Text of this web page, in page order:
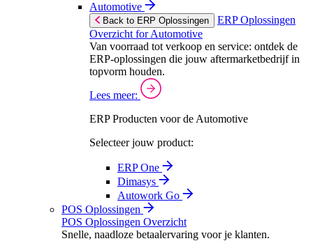
Automotive
Back to ERP Oplossingen
ERP Oplossingen
Overzicht for Automotive
Van voorraad tot verkoop en service: ontdek de
ERP-oplossingen die jouw aftermarketbedrijf in
topvorm houden.
Lees meer:
ERP Producten voor de Automotive
Selecteer jouw product:
ERP One
Dimasys
Autowork Go
POS Oplossingen
POS Oplossingen Overzicht
Snelle, naadloze betaalervaring voor je klanten.